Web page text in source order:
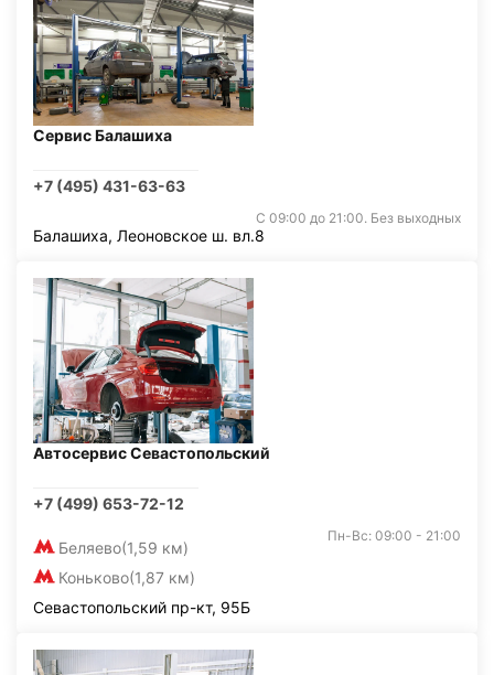
Сервис Балашиха
+7 (495) 431-63-63
С 09:00 до 21:00. Без выходных
Балашиха, Леоновское ш. вл.8
Автосервис Севастопольский
+7 (499) 653-72-12
Беляево(1,59 км)
Коньково(1,87 км)
Пн-Вс: 09:00 - 21:00
Севастопольский пр-кт, 95Б